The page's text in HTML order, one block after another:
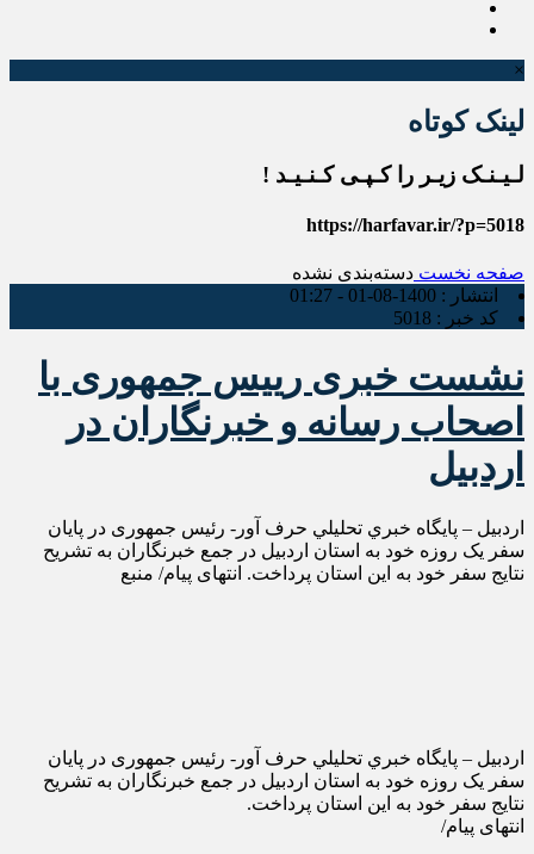
×
لینک کوتاه
لـیـنـک زیـر را کـپـی کـنـیـد !
https://harfavar.ir/?p=5018
صفحه نخست دسته‌بندی نشده
انتشار : 1400-08-01 - 01:27
کد خبر : 5018
نشست خبری رییس جمهوری با
اصحاب رسانه و خبرنگاران در
اردبیل
اردبیل – پايگاه خبري تحليلي حرف آور- رئیس جمهوری در پایان
سفر یک روزه خود به استان اردبیل در جمع خبرنگاران به تشریح
نتایج سفر خود به این استان پرداخت. انتهای پیام/ منبع
اردبیل – پايگاه خبري تحليلي حرف آور- رئیس جمهوری در پایان
سفر یک روزه خود به استان اردبیل در جمع خبرنگاران به تشریح
نتایج سفر خود به این استان پرداخت.
انتهای پیام/